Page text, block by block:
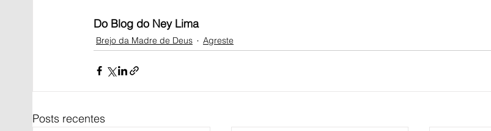
Do Blog do Ney Lima
Brejo da Madre de Deus Agreste
Posts recentes